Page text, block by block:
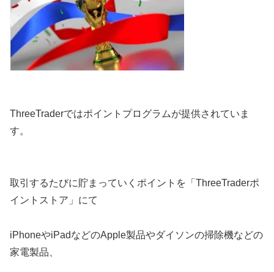
ThreeTraderではポイントプログラムが提供されていま
す。
取引するたびに貯まっていくポイントを「ThreeTraderポ
イントストア」にて
iPhoneやiPadなどのApple製品やダイソンの掃除機などの
家電製品、